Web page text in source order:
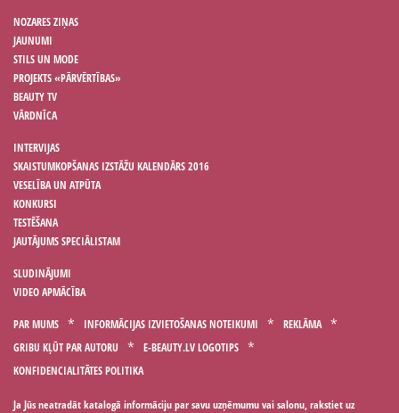
NOZARES ZIŅAS
JAUNUMI
STILS UN MODE
PROJEKTS «PĀRVĒRTĪBAS»
BEAUTY TV
VĀRDNĪCA
INTERVIJAS
SKAISTUMKOPŠANAS IZSTĀŽU KALENDĀRS 2016
VESELĪBA UN ATPŪTA
KONKURSI
TESTĒŠANA
JAUTĀJUMS SPECIĀLISTAM
SLUDINĀJUMI
VIDEO APMĀCĪBA
PAR MUMS INFORMĀCIJAS IZVIETOŠANAS NOTEIKUMI
REKLĀMA
GRIBU KĻŪT PAR AUTORU
E-BEAUTY.LV LOGOTIPS
KONFIDENCIALITĀTES POLITIKA
Ja Jūs neatradāt katalogā informāciju par savu uzņēmumu vai salonu, rakstiet uz